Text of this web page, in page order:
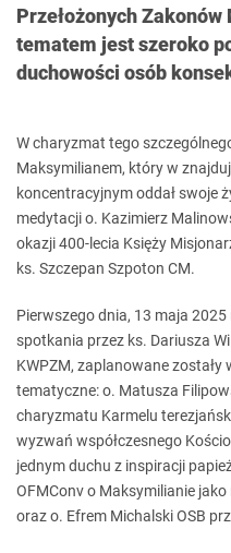
Przełożonych
tematem jest szeroko
duchowości osób
W charyzmat tego
Maksymilianem, który w
koncentracyjnym oddał swoje
medytacji o. Kazimierz
okazji 400-lecia Księży
ks. Szczepan Szpoton CM.
Pierwszego dnia, 13 maja
spotkania przez ks. Dariusza
KWPZM, zaplanowane
tematyczne: o. Matusza
charyzmatu Karmelu
wyzwań współczesnego
jednym duchu z inspiracji
OFMConv o Maksymilianie
oraz o. Efrem Michalski OSB